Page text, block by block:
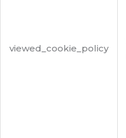
viewed_cookie_policy